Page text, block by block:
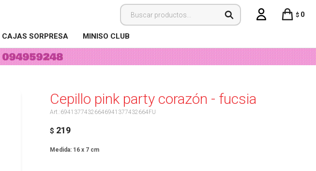
CAJAS SORPRESA MINISO CLUB
$ 0
Cepillo pink party corazón - fucsia
69413774326646941377432664FU
$ 219
Medida: 16 x 7 cm